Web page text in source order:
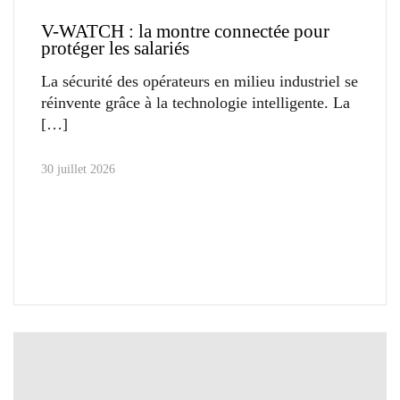
V-WATCH : la montre connectée pour
protéger les salariés
La sécurité des opérateurs en milieu industriel se
réinvente grâce à la technologie intelligente. La
30 juillet 2026